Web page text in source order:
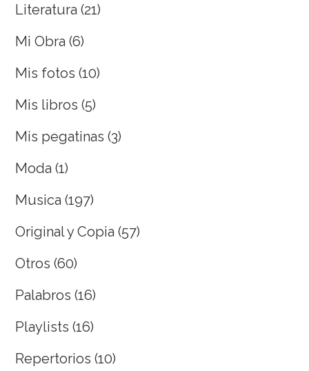
Literatura (21)
Mi Obra (6)
Mis fotos (10)
Mis libros (5)
Mis pegatinas (3)
Moda (1)
Musica (197)
Original y Copia (57)
Otros (60)
Palabros (16)
Playlists (16)
Repertorios (10)